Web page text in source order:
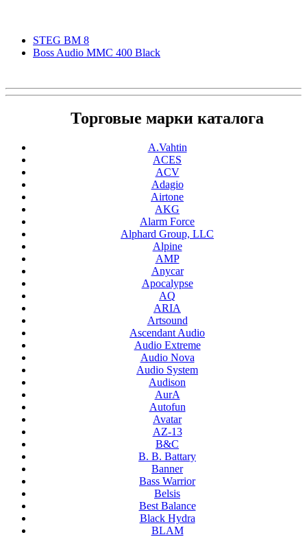
STEG BM 8
Boss Audio MMC 400 Black
Торговые марки каталога
A.Vahtin
ACES
ACV
Adagio
Airtone
AKG
Alarm Force
Alphard Group, LLC
Alpine
AMP
Anycar
Apocalypse
AQ
ARIA
Artsound
Ascendant Audio
Audio Extreme
Audio Nova
Audio System
Audison
AurA
Autofun
Avatar
AZ-13
B&C
B. B. Battary
Banner
Bass Warrior
Belsis
Best Balance
Black Hydra
BLAM